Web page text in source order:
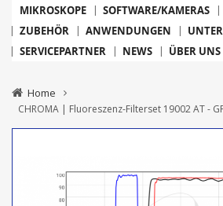
MIKROSKOPE SOFTWARE/KAMERAS
ZUBEHÖR
ANWENDUNGEN
SERVICEPARTNER
NEWS ÜBER UNS
Home
CHROMA | Fluoreszenz-Filterset 19002 AT -